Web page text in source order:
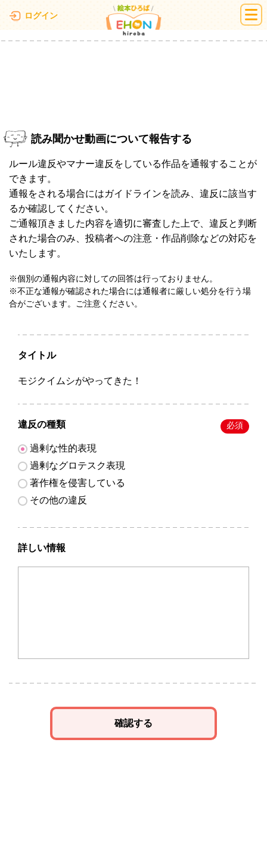
ログイン 絵本ひろば
読み聞かせ動画について報告する
ルール違反やマナー違反をしている作品を通報することが
できます。
通報をされる場合にはガイドラインを読み、違反に該当す
るか確認してください。
ご通報頂きました内容を適切に審査した上で、違反と判断
された場合のみ、投稿者への注意・作品削除などの対応を
いたします。
※個別の通報内容に対しての回答は行っておりません。
※不正な通報が確認された場合には通報者に厳しい処分を行う場
合がございます。ご注意ください。
タイトル
モジクイムシがやってきた！
違反の種類 必須
過剰な性的表現
過剰なグロテスク表現
著作権を侵害している
その他の違反
詳しい情報
確認する